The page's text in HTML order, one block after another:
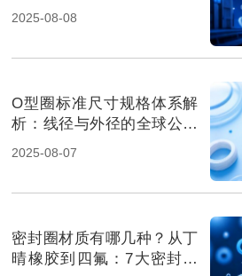
2025-08-08
O型圈标准尺寸规格体系解
析：线径与外径的全球公差
体系解析！
2025-08-07
密封圈材质有哪几种？从丁
晴橡胶到四氟：7大密封材